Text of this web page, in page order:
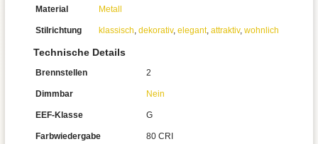
Material Metall
Stilrichtung klassisch, dekorativ, elegant, attraktiv, wohnlich
Technische Details
Brennstellen 2
Dimmbar Nein
EEF-Klasse G
Farbwiedergabe 80 CRI